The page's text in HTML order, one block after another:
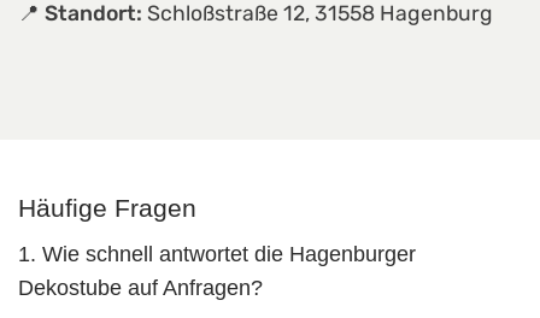
📍 Standort: Schloßstraße 12, 31558 Hagenburg
Häufige Fragen
1. Wie schnell antwortet die Hagenburger
Dekostube auf Anfragen?